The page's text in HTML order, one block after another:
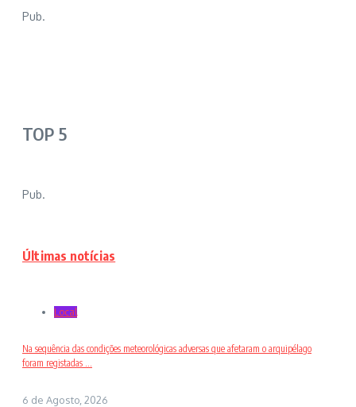
Pub.
TOP 5
Pub.
Últimas notícias
Local
Na sequência das condições meteorológicas adversas que afetaram o arquipélago
foram registadas ...
6 de Agosto, 2026